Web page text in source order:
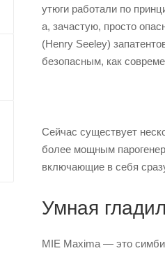
утюги работали по
а, зачастую, просто
(Henry Seeley)
безопасным, как
Сейчас существует
более мощным
включающие в себя
Умная
MIE Maxima — это